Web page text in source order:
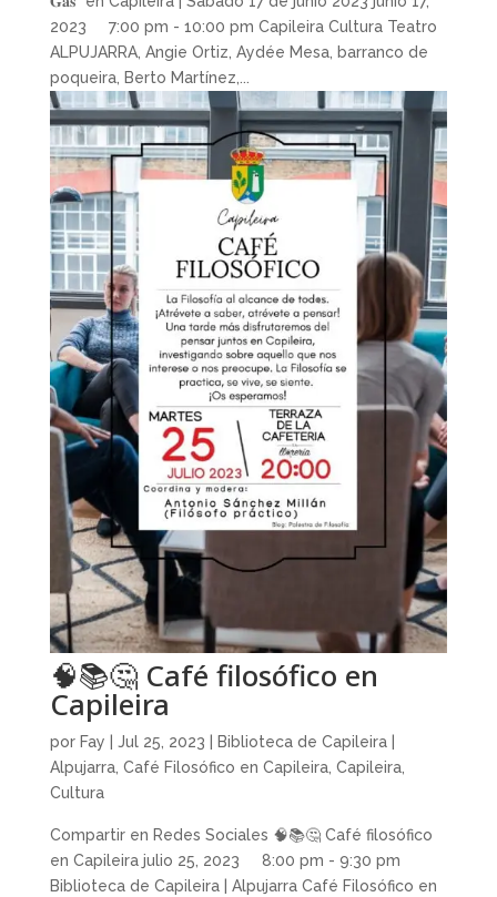
2023 7:00 pm - 10:00 pm Capileira Cultura Teatro
ALPUJARRA, Angie Ortiz, Aydée Mesa, barranco de
poqueira, Berto Martínez,...
🧠📚🤔 Café filosófico en
Capileira
por Fay Jul 25, 2023
Biblioteca de Capileira |
Alpujarra, Café Filosófico en Capileira, Capileira,
Cultura
Compartir en Redes Sociales 🧠📚🤔 Café filosófico
en Capileira julio 25, 2023 8:00 pm - 9:30 pm
Biblioteca de Capileira | Alpujarra Café Filosófico en